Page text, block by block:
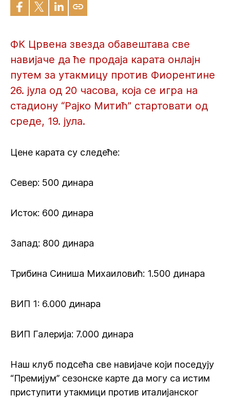
ФК Црвена звезда обавештава све
навијаче да ће продаја карата онлајн
путем за утакмицу против Фиорентине
26. јула од 20 часова, која се игра на
стадиону “Рајко Митић” стартовати од
среде, 19. јула.
Цене карата су следеће:
Север: 500 динара
Исток: 600 динара
Запад: 800 динара
Трибина Синиша Михаиловић: 1.500 динара
ВИП 1: 6.000 динара
ВИП Галерија: 7.000 динара
Наш клуб подсећа све навијаче који поседују
“Премијум” сезонске карте да могу са истим
приступити утакмици против италијанског